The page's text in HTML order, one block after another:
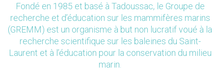
Fondé en 1985 et basé à Tadoussac, le Groupe de
recherche et d’éducation sur les mammifères marins
(GREMM) est un organisme à but non lucratif voué à la
recherche scientifique sur les baleines du Saint-
Laurent et à l’éducation pour la conservation du milieu
marin.